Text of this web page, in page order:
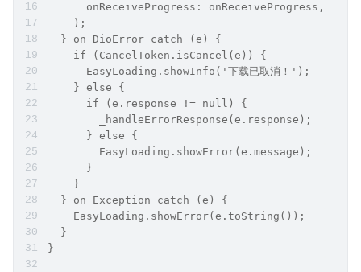
      onReceiveProgress: onReceiveProgress,
    );
  } on DioError catch (e) {
    if (CancelToken.isCancel(e)) {
      EasyLoading.showInfo('下载已取消！');
    } else {
      if (e.response != null) {
        _handleErrorResponse(e.response);
      } else {
        EasyLoading.showError(e.message);
      }
    }
  } on Exception catch (e) {
    EasyLoading.showError(e.toString());
  }
}